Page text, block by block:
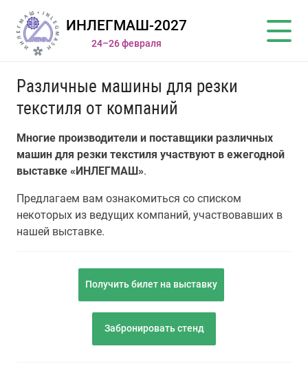
ИНЛЕГМАШ-2027
24–26 февраля
Различные машины для резки
текстиля от компаний
Многие производители и поставщики различных
машин для резки текстиля участвуют в ежегодной
выставке «ИНЛЕГМАШ».
Предлагаем вам ознакомиться со списком
некоторых из ведущих компаний, участвовавших в
нашей выставке.
Получить билет на выставку
Забронировать стенд